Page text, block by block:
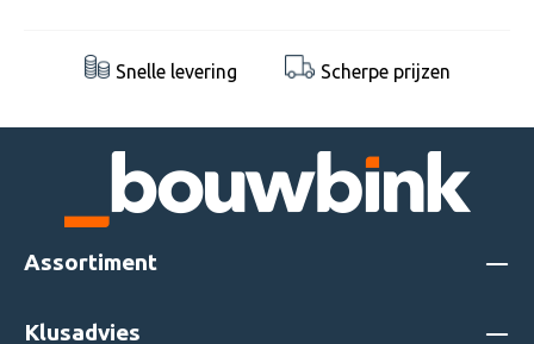
Snelle levering Scherpe prijzen
Assortiment
Klusadvies